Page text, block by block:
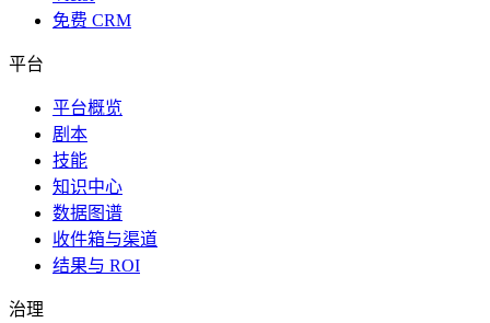
免费 CRM
平台
平台概览
剧本
技能
知识中心
数据图谱
收件箱与渠道
结果与 ROI
治理